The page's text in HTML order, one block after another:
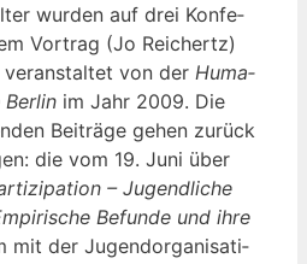
wur­den auf drei Kon­fe­
Vor­trag (Jo Rei­chertz)
von der Huma­
im Jahr 2009. Die
Bei­trä­ge gehen zurück
die vom 19. Juni über
– Jugend­li­che
Befun­de und ihre
mit der Jugend­or­ga­ni­sa­ti­